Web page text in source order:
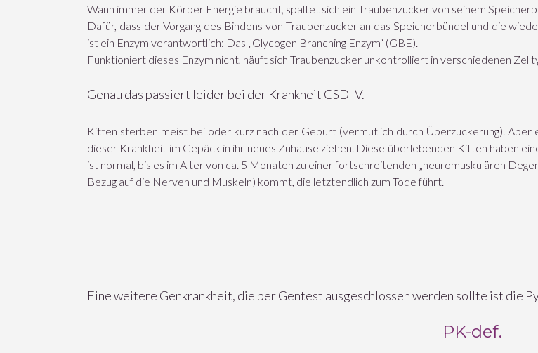
Wann immer der Körper Energie braucht, spaltet sich ein Traubenzucker von seinem
Dafür, dass der Vorgang des Bindens von Traubenzucker an das Speicherbündel und die
ist ein Enzym verantwortlich: Das „Glycogen Branching Enzym“ (GBE).
Funktioniert dieses Enzym nicht, häuft sich Traubenzucker unkontrolliert in verschiedenen
Genau das passiert leider bei der Krankheit GSD IV.
Kitten sterben meist bei oder kurz nach der Geburt (vermutlich durch Überzuckerung).
dieser Krankheit im Gepäck in ihr neues Zuhause ziehen. Diese überlebenden Kitten haben
ist normal, bis es im Alter von ca. 5 Monaten zu einer fortschreitenden „neuromuskulären
Bezug auf die Nerven und Muskeln) kommt, die letztendlich zum Tode führt.
Eine weitere Genkrankheit, die per Gentest ausgeschlossen werden sollte ist die
PK-def.